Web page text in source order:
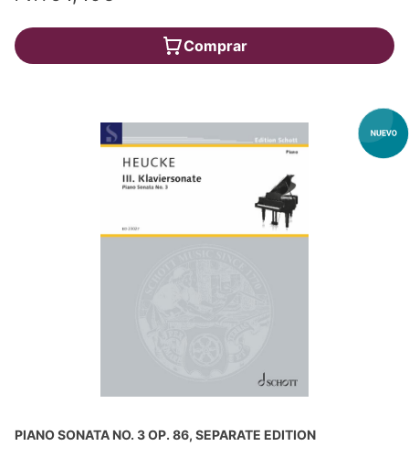
Comprar
PIANO SONATA NO. 3 OP. 86, SEPARATE EDITION